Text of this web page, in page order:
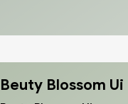
Beuty Blossom Ui